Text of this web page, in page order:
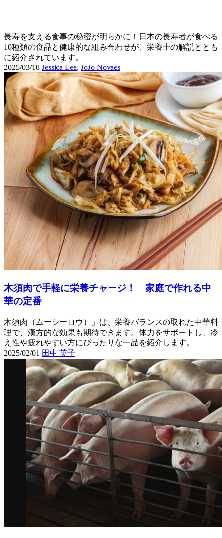
長寿を支える食事の秘密が明らかに！日本の長寿者が食べる
10種類の食品と健康的な組み合わせが、栄養士の解説ととも
に紹介されています。
2025/03/18 Jessica Lee, JoJo Novaes
木須肉で手軽に栄養チャージ！ 家庭で作れる中
華の定番
木須肉（ムーシーロウ）」は、栄養バランスの取れた中華料
理で、漢方的な効果も期待できます。体力をサポートし、冷
え性や疲れやすい方にぴったりな一品を紹介します。
2025/02/01 田中 英子